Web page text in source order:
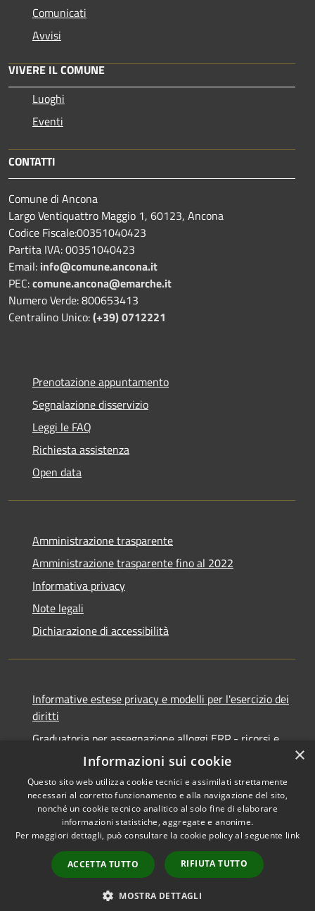
Comunicati
Avvisi
VIVERE IL COMUNE
Luoghi
Eventi
CONTATTI
Comune di Ancona
Largo Ventiquattro Maggio 1, 60123, Ancona
Codice Fiscale:00351040423
Partita IVA: 00351040423
Email: info@comune.ancona.it
PEC:comune.ancona@emarche.it
Numero Verde: 800653413
Centralino Unico:(+39) 0712221
Prenotazione appuntamento
Segnalazione disservizio
Leggi le FAQ
Richiesta assistenza
Open data
Amministrazione trasparente
Amministrazione trasparente fino al 2022
Informativa privacy
Note legali
Dichiarazione di accessibilità
Informative estese privacy e modelli per l'esercizio dei
diritti
Graduatoria per assegnazione alloggi ERP - ricorsi e
Accessibilità
Copyright © 2026 • Comune di
Ancona • Powered by
Municipium•
Accesso
redazione
×
Informazioni sui cookie
Questo sito web utilizza cookie tecnici e assimilati strettamente
necessari al corretto funzionamento e alla navigazione del sito,
nonché un cookie tecnico analitico al solo fine di elaborare
informazioni statistiche, aggregate e anonime.
Per maggiori dettagli, può consultare la cookie policy al seguente link
ACCETTA TUTTO RIFIUTA TUTTO
MOSTRA DETTAGLI